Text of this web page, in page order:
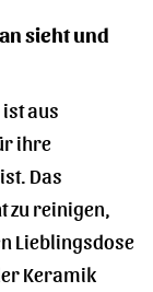
sieht und
aus
ihre
Das
reinigen,
Lieblingsdose
Keramik